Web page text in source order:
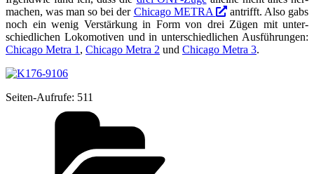
ma­chen, was man so bei der Chi­ca­go METRA
antrifft. Also gabs
noch ein wenig Ver­stär­kung in Form von drei Zügen mit unter­
schied­li­chen Loko­mo­ti­ven und in unter­schied­li­chen Aus­füh­run­gen:
Chi­ca­go Metra 1 , Chi­ca­go Metra 2 und Chi­ca­go Metra 3.
Sei­ten-Auf­ru­fe: 511